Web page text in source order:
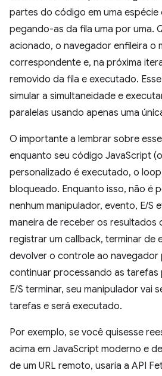
partes do código em uma espécie
pegando-as da fila uma por uma.
acionado, o navegador enfileira o
correspondente e, na próxima
removido da fila e executado.
simular a simultaneidade e
paralelas usando apenas uma
O importante a lembrar sobre
enquanto seu código JavaScript
personalizado é executado, o
bloqueado. Enquanto isso, não é
nenhum manipulador, evento, E/S
maneira de receber os resultados
registrar um callback, terminar de
devolver o controle ao navegador
continuar processando as tarefas
E/S terminar, seu manipulador vai
tarefas e será executado.
Por exemplo, se você quisesse
acima em JavaScript moderno e
de um URL remoto, usaria a API